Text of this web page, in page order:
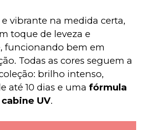
e vibrante na medida certa,
toque de leveza e
funcionando bem em
Todas as cores seguem a
brilho intenso,
até 10 dias e uma fórmula
UV.